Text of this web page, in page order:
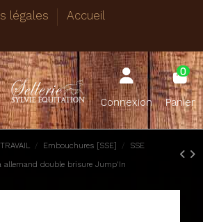
légales
Accueil
Connexion
0
Panier
Embouchures [SSE] SSE
allemand double brisure Jump'In